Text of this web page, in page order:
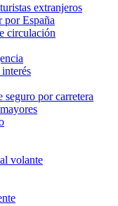
extranjeros
por España
circulación
por carretera
volante